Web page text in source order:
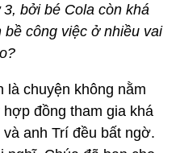
bởi bé Cola còn khá
công việc ở nhiều vai
là chuyện không nằm
đồng tham gia khá
anh Trí đều bất ngờ.